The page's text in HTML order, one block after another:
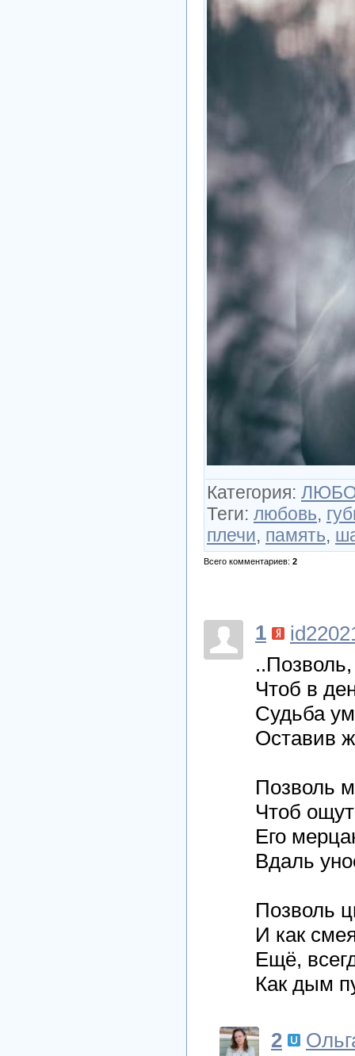
Категория:
Теги: любовь,
плечи, память,
Всего комментариев: 2
1
Чтоб в
Судьба
Оставив
Позволь
Чтоб
Его
Вдаль
Позволь
И как
Ещё,
Как дым
2